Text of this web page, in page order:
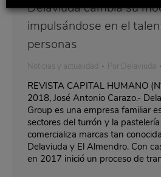
Delaviuda cambia su
impulsándose en el
personas
Noticias y actualidad Por Delaviuda
REVISTA CAPITAL HUMANO
2018, José Antonio Carazo.-
Group es una empresa familiar
sectores del turrón y la
comercializa marcas tan
Delaviuda y El Almendro. Con
en 2017 inició un proceso de